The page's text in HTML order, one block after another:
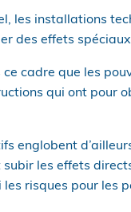
les installations
des effets
ce cadre que les
qui ont pour
englobent
les effets
les risques pour les